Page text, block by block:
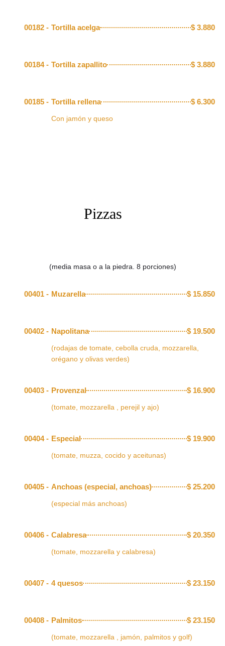
00182 - Tortilla acelga $3.880
00184 - Tortilla zapallito $3.880
00185 - Tortilla rellena $6.300
Con jamón y queso
Pizzas
(media masa o a la piedra. 8 porciones)
00401 - Muzarella $15.850
00402 - Napolitana $19.500
(rodajas de tomate, cebolla cruda, mozzarella,
orégano y olivas verdes)
00403 - Provenzal $16.900
(tomate, mozzarella , perejil y ajo)
00404 - Especial $19.900
(tomate, muzza, cocido y aceitunas)
00405 - Anchoas (especial, anchoas) $25.200
(especial más anchoas)
00406 - Calabresa $20.350
(tomate, mozzarella y calabresa)
00407 - 4 quesos $23.150
00408 - Palmitos $23.150
(tomate, mozzarella , jamón, palmitos y golf)